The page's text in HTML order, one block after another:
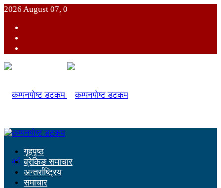
2026 August 07, 0
गृहपृष्ठ
ब्रेकिङ समाचार
अन्तर्राष्ट्रिय
समाचार